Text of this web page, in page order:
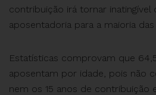
contribuição irá tornar inatingível
aposentadoria para a maioria
Estatísticas comprovam que
aposentam por idade, pois não
nem os 15 anos de contribuição